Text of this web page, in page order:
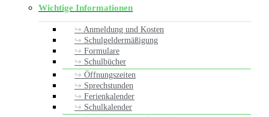
Wichtige Informationen
Anmeldung und Kosten
Schulgeldermäßigung
Formulare
Schulbücher
Öffnungszeiten
Sprechstunden
Ferienkalender
Schulkalender